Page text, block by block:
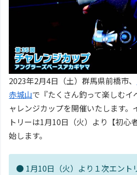
2023年2月4日（土）群馬県前橋市、
赤城山で『たくさん釣って楽しむイ
ャレンジカップを開催いたします。
トリーは1月10日（火）より【初心
始します。
● 1月10日（火）より１次エント